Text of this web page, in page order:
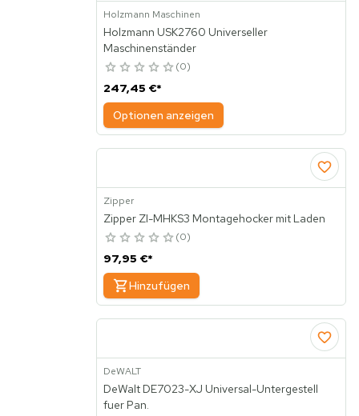
Holzmann Maschinen
Holzmann USK2760 Universeller
Maschinenständer
0
247,45 €*
Optionen anzeigen
Zipper
Zipper ZI-MHKS3 Montagehocker mit Laden
0
97,95 €*
Hinzufügen
DeWALT
DeWalt DE7023-XJ Universal-Untergestell
fuer Pan.